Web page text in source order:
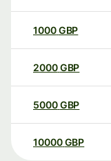
1000GBP
2000GBP
5000GBP
10000 GBP